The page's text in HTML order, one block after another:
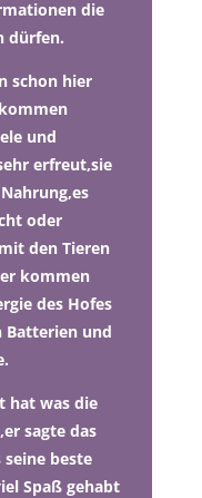
die
dürfen.
schon hier
und
erfreut,sie
oder
den Tieren
kommen
des Hofes
Batterien und
hat was die
sagte das
seine beste
Spaß gehabt